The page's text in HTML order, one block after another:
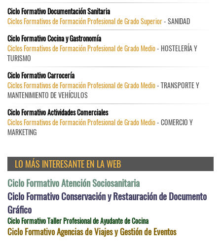
Ciclo Formativo Documentación Sanitaria
Ciclos Formativos de Formación Profesional de Grado Superior- SANIDAD
Ciclo Formativo Cocina y Gastronomía
Ciclos Formativos de Formación Profesional de Grado Medio- HOSTELERÍA Y
TURISMO
Ciclo Formativo Carrocería
Ciclos Formativos de Formación Profesional de Grado Medio- TRANSPORTE Y
MANTENIMIENTO DE VEHÍCULOS
Ciclo Formativo Actividades Comerciales
Ciclos Formativos de Formación Profesional de Grado Medio- COMERCIO Y
MARKETING
LO MÁS INTERESANTE EN LA WEB
Ciclo Formativo Atención Sociosanitaria
Ciclo Formativo Conservación y Restauración de Documento
Gráfico
Ciclo Formativo Taller Profesional de Ayudante de Cocina
Ciclo Formativo Agencias de Viajes y Gestión de Eventos